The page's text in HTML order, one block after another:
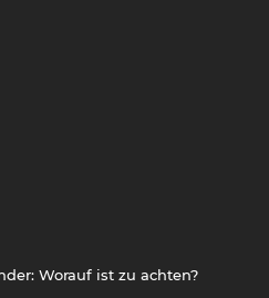
Worauf ist zu achten?